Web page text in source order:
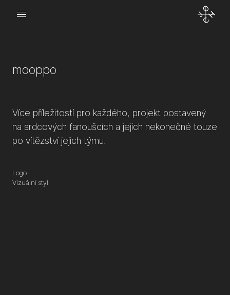
Menu
mooppo
Více příležitostí pro každého, projekt postavený
na srdcových fanoušcích a jejich nekonečné touze
po vítězství jejich týmu.
Logo
Vizuální styl